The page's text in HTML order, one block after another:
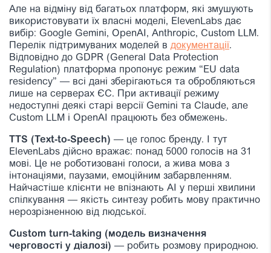
Але на відміну від багатьох платформ, які змушують
використовувати їх власні моделі, ElevenLabs дає
вибір: Google Gemini, OpenAI, Anthropic, Custom LLM.
Перелік підтримуваних моделей в документації.
Відповідно до GDPR (General Data Protection
Regulation) платформа пропонує режим “EU data
residency” — всі дані зберігаються та обробляються
лише на серверах ЄС. При активації режиму
недоступні деякі старі версії Gemini та Claude, але
Custom LLM і OpenAI працюють без обмежень.
TTS (Text-to-Speech) — це голос бренду. І тут
ElevenLabs дійсно вражає: понад 5000 голосів на 31
мові. Це не роботизовані голоси, а жива мова з
інтонаціями, паузами, емоційним забарвленням.
Найчастіше клієнти не впізнають AI у перші хвилини
спілкування — якість синтезу робить мову практично
нерозрізненною від людської.
Сustom turn-taking (модель визначення
черговості у діалозі) — робить розмову природною.